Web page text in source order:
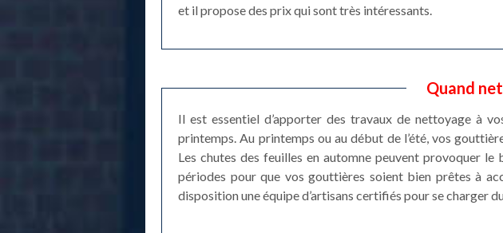
et il propose des prix qui sont très intéressants.
Quand
Il est essentiel d’apporter des travaux de nettoyage à
printemps. Au printemps ou au début de l’été, vos
Les chutes des feuilles en automne peuvent provoquer
périodes pour que vos gouttières soient bien prêtes à
disposition une équipe d’artisans certifiés pour se charger